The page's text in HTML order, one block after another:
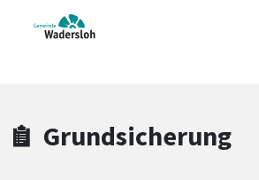
Zum Header
Zum Hauptinhalt
Zum Footer
Zum Hauptinhalt springen
Grundsicherung